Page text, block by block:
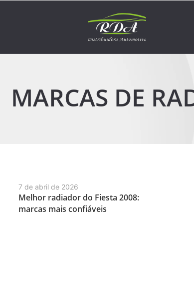
MARCAS DE
7 de abril de 2026
Melhor radiador do Fiesta 2008:
marcas mais confiáveis